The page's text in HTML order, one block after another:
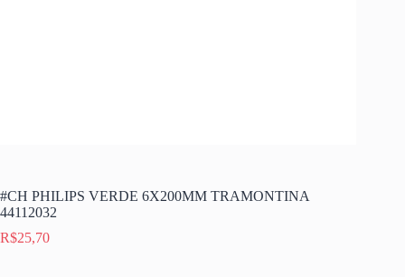
#CH PHILIPS VERDE 6X200MM TRAMONTINA
44112032
R$25,70